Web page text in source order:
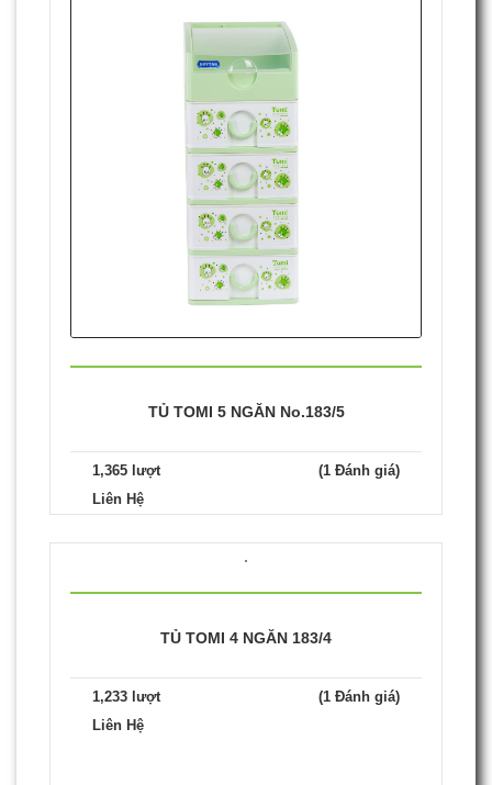
TỦ TOMI 5 NGĂN No.183/5
1,365 lượt
(1 Đánh giá)
Liên Hệ
TỦ TOMI 4 NGĂN 183/4
1,233 lượt
(1 Đánh giá)
Liên Hệ